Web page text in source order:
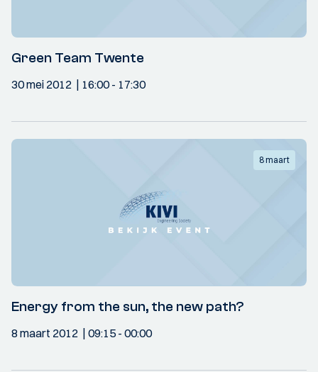
Green Team Twente
30 mei 2012 16:00- 17:30
8 maart
Energy from the sun, the new path?
8 maart 2012 09:15 - 00:00